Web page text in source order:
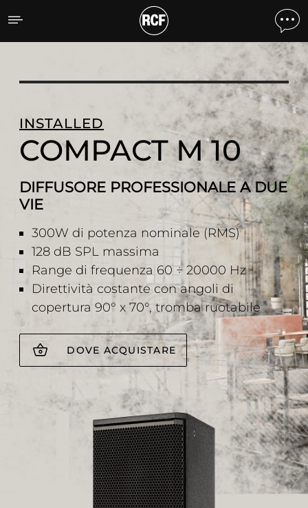
COMPACT M 10
INSTALLED
COMPACT M 10
DIFFUSORE PROFESSIONALE A DUE
VIE
300W di potenza nominale (RMS)
128 dB SPL massima
Range di frequenza 60 ÷ 20000 Hz
Direttività costante con angoli di
copertura 90° x 70°, tromba ruotabile
DOVE ACQUISTARE